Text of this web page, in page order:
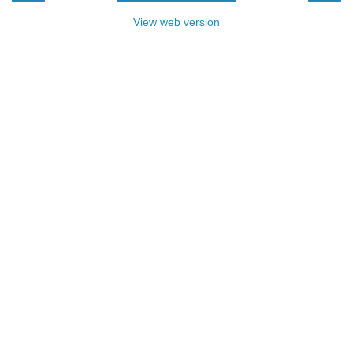
View web version